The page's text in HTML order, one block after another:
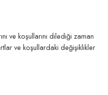
ve koşullarını dilediği zaman
ve koşullardaki değişiklikler